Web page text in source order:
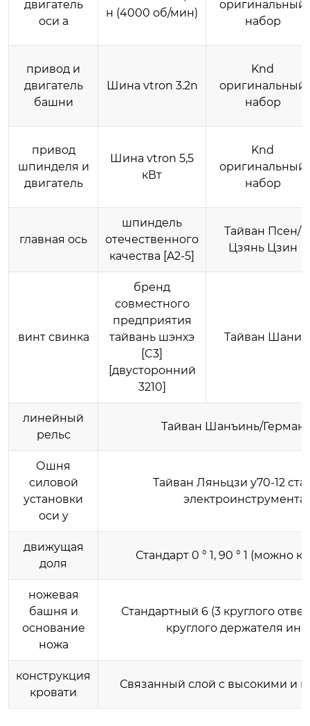
двигатель
оси а
н (4000 об/мин)
оригинальный
набор
привод и
двигатель
башни
Шина vtron 3.2n
Knd
оригинальный
набор
привод
шпинделя и
двигатель
Шина vtron 5,5
кВт
Knd
оригинальный
набор
главная ось
шпиндель
отечественного
качества [A2-5]
Тайван Псен/
Цзянь Цзин
винт свинка
бренд
совместного
предприятия
тайвань шэнхэ
[C3]
[двусторонний
3210]
Тайван
линейный
рельс
Тайван Шанъинь/
Ошня
силовой
установки
оси y
Тайван Ляньцзи y70-12
движущая
доля
Стандарт 0 ° 1, 90 ° 1 (можно
ножевая
башня и
основание
ножа
Стандартный 6 (3 круглого
круглого держателя
конструкция
кровати
Связанный слой с высокими и